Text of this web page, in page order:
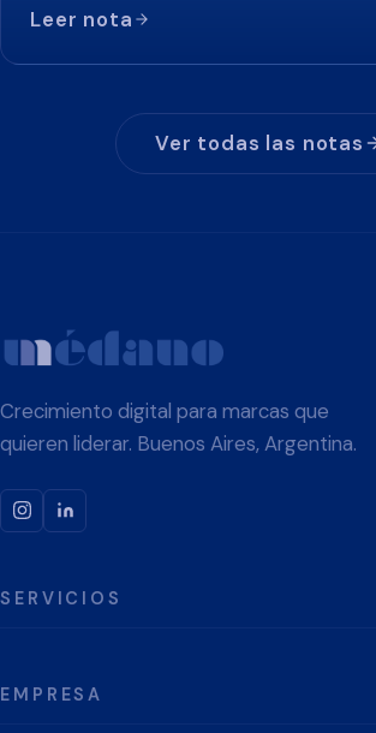
Leer nota
Ver todas las notas
Crecimiento digital para marcas que
quieren liderar. Buenos Aires, Argentina.
SERVICIOS
EMPRESA